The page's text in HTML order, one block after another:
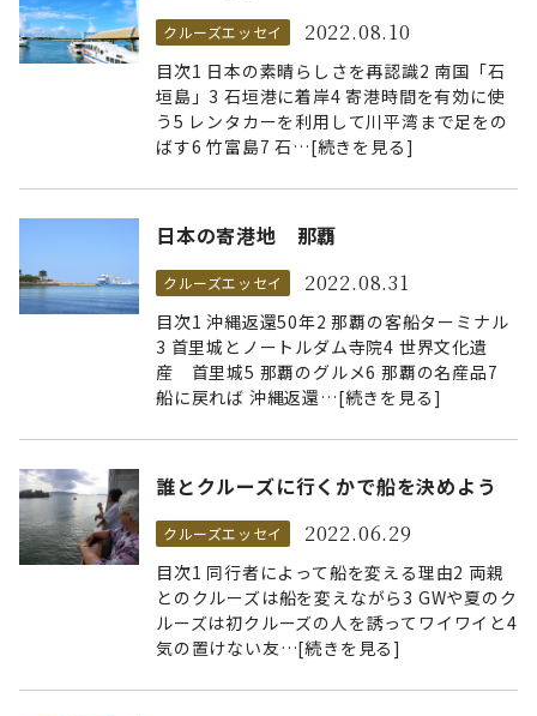
クルーズエッセイ 2022.08.10
目次1 日本の素晴らしさを再認識2 南国「石
垣島」3 石垣港に着岸4 寄港時間を有効に使
う5 レンタカーを利用して川平湾まで足をの
ばす6 竹富島7 石…[続きを見る]
日本の寄港地 那覇
クルーズエッセイ 2022.08.31
目次1 沖縄返還50年2 那覇の客船ターミナル
3 首里城とノートルダム寺院4 世界文化遺
産 首里城5 那覇のグルメ6 那覇の名産品7
船に戻れば 沖縄返還…[続きを見る]
誰とクルーズに行くかで船を決めよう
クルーズエッセイ 2022.06.29
目次1 同行者によって船を変える理由2 両親
とのクルーズは船を変えながら3 GWや夏のク
ルーズは初クルーズの人を誘ってワイワイと4
気の置けない友…[続きを見る]